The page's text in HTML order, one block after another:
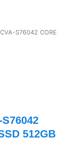
S76042 CORE
512GB